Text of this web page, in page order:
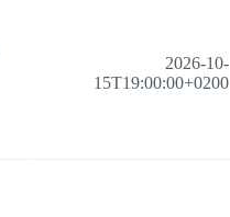
2026-10-
15T19:00:00+0200